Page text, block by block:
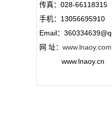
传真：028-66118315
手机：13056695910
Email：
网 址： www.lnaoy.com
www.lnaoy.cn